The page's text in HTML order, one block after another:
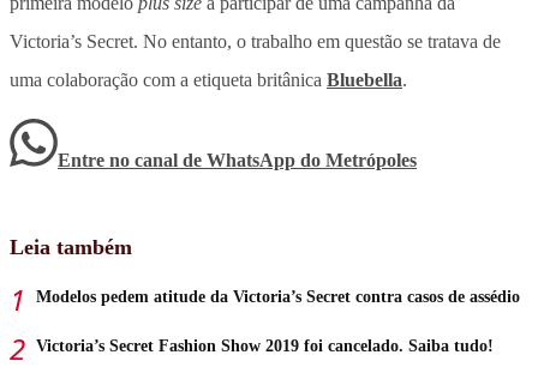
Victoria’s Secret. No entanto, o trabalho em questão se tratava de
uma colaboração com a etiqueta britânica Bluebella.
Entre no canal de WhatsApp do Metrópoles
Leia também
Modelos pedem atitude da Victoria’s Secret contra casos de assédio
Victoria’s Secret Fashion Show 2019 foi cancelado. Saiba tudo!